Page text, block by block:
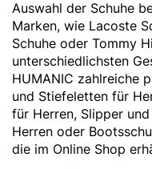
Auswahl der Schuhe
Marken, wie Lacoste
Schuhe oder Tommy
unterschiedlichsten
HUMANIC zahlreiche
und Stiefeletten für
für Herren, Slipper
Herren oder
die im Online Shop